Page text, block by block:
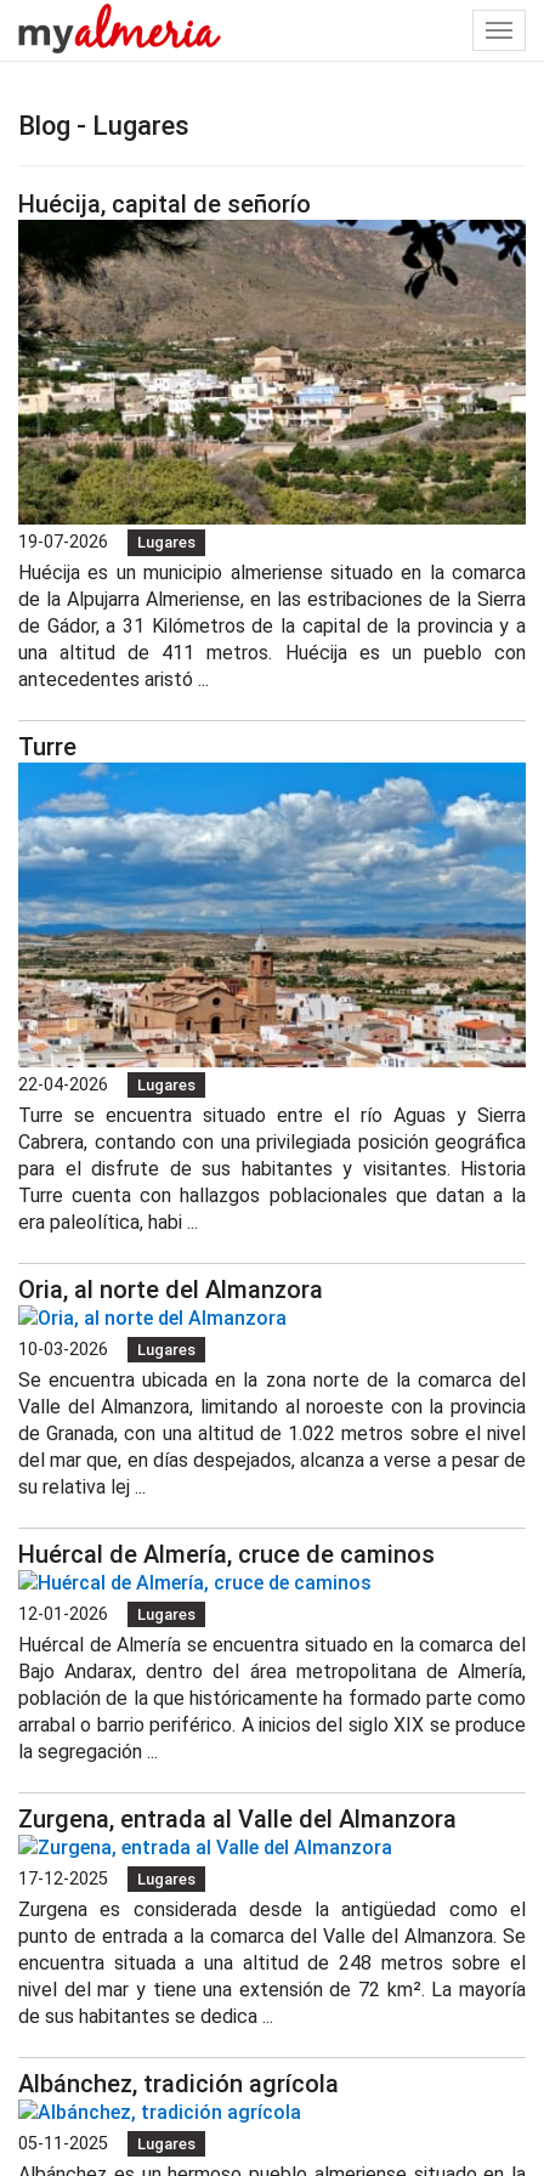
Blog - Lugares
Huécija, capital de señorío
19-07-2026 Lugares
Huécija es un municipio almeriense situado en la comarca
de la Alpujarra Almeriense, en las estribaciones de la Sierra
de Gádor, a 31 Kilómetros de la capital de la provincia y a
una altitud de 411 metros. Huécija es un pueblo con
antecedentes aristó ...
Turre
22-04-2026 Lugares
Turre se encuentra situado entre el río Aguas y Sierra
Cabrera, contando con una privilegiada posición geográfica
para el disfrute de sus habitantes y visitantes. Historia
Turre cuenta con hallazgos poblacionales que datan a la
era paleolítica, habi ...
Oria, al norte del Almanzora
10-03-2026 Lugares
Se encuentra ubicada en la zona norte de la comarca del
Valle del Almanzora, limitando al noroeste con la provincia
de Granada, con una altitud de 1.022 metros sobre el nivel
del mar que, en días despejados, alcanza a verse a pesar de
su relativa lej ...
Huércal de Almería, cruce de caminos
12-01-2026 Lugares
Huércal de Almería se encuentra situado en la comarca del
Bajo Andarax, dentro del área metropolitana de Almería,
población de la que históricamente ha formado parte como
arrabal o barrio periférico. A inicios del siglo XIX se produce
la segregación ...
Zurgena, entrada al Valle del Almanzora
17-12-2025 Lugares
Zurgena es considerada desde la antigüedad como el
punto de entrada a la comarca del Valle del Almanzora. Se
encuentra situada a una altitud de 248 metros sobre el
nivel del mar y tiene una extensión de 72 km². La mayoría
de sus habitantes se dedica ...
Albánchez, tradición agrícola
05-11-2025 Lugares